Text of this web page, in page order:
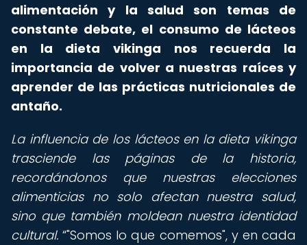
alimentación y la salud son temas de
constante debate, el consumo de lácteos
en la dieta vikinga nos recuerda la
importancia de volver a nuestras raíces y
aprender de las prácticas nutricionales de
antaño.
La influencia de los lácteos en la dieta vikinga
trasciende las páginas de la historia,
recordándonos que nuestras elecciones
alimenticias no solo afectan nuestra salud,
sino que también moldean nuestra identidad
cultural. "Somos lo que comemos", y en cada